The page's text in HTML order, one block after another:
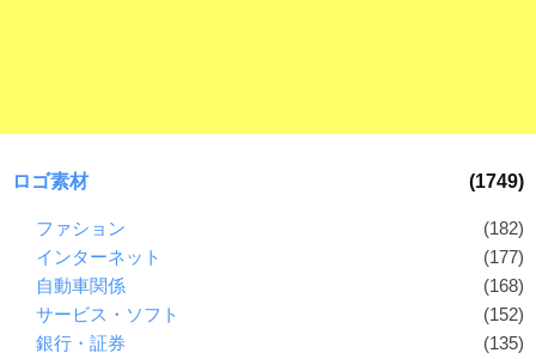
ロゴ素材 (1749)
ファション
(182)
インターネット
(177)
自動車関係
(168)
サービス・ソフト
(152)
銀行・証券
(135)